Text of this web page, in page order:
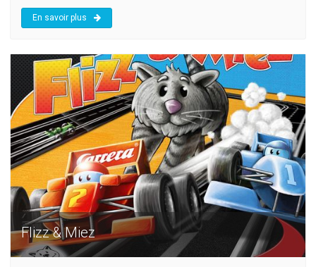
En savoir plus
Flizz & Miez